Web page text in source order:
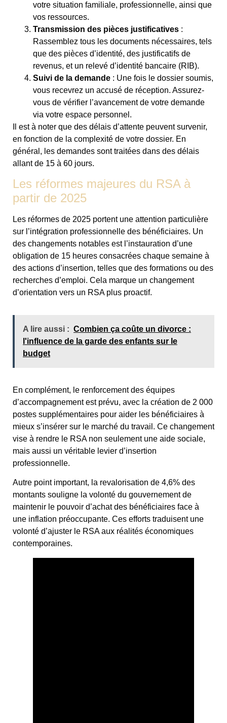
votre situation familiale, professionnelle, ainsi que
vos ressources.
Transmission des pièces justificatives :
Rassemblez tous les documents nécessaires, tels
que des pièces d’identité, des justificatifs de
revenus, et un relevé d’identité bancaire (RIB).
Suivi de la demande : Une fois le dossier soumis,
vous recevrez un accusé de réception. Assurez-
vous de vérifier l’avancement de votre demande
via votre espace personnel.
Il est à noter que des délais d’attente peuvent survenir,
en fonction de la complexité de votre dossier. En
général, les demandes sont traitées dans des délais
allant de 15 à 60 jours.
Les réformes majeures du RSA à
partir de 2025
Les réformes de 2025 portent une attention particulière
sur l’intégration professionnelle des bénéficiaires. Un
des changements notables est l’instauration d’une
obligation de 15 heures consacrées chaque semaine à
des actions d’insertion, telles que des formations ou des
recherches d’emploi. Cela marque un changement
d’orientation vers un RSA plus proactif.
A lire aussi : Combien ça coûte un divorce :
l'influence de la garde des enfants sur le
budget
En complément, le renforcement des équipes
d’accompagnement est prévu, avec la création de 2 000
postes supplémentaires pour aider les bénéficiaires à
mieux s’insérer sur le marché du travail. Ce changement
vise à rendre le RSA non seulement une aide sociale,
mais aussi un véritable levier d’insertion
professionnelle.
Autre point important, la revalorisation de 4,6% des
montants souligne la volonté du gouvernement de
maintenir le pouvoir d’achat des bénéficiaires face à
une inflation préoccupante. Ces efforts traduisent une
volonté d’ajuster le RSA aux réalités économiques
contemporaines.